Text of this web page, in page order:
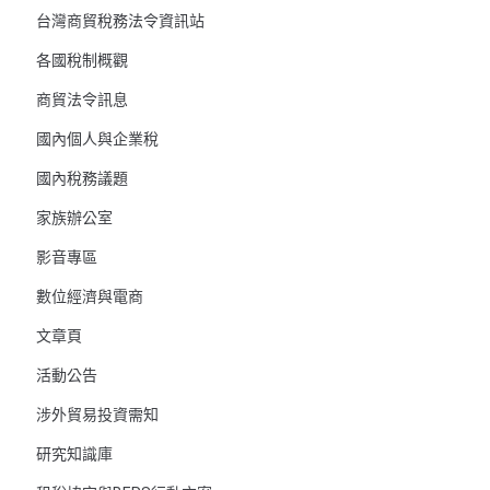
台灣商貿稅務法令資訊站
各國稅制概觀
商貿法令訊息
國內個人與企業稅
國內稅務議題
家族辦公室
影音專區
數位經濟與電商
文章頁
活動公告
涉外貿易投資需知
研究知識庫